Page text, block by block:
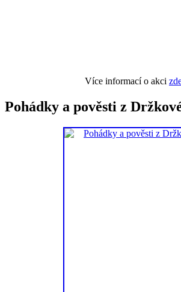
Více informací o akci
Pohádky a pověsti z